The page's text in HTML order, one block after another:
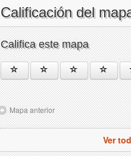
Calificación del
Califica este mapa
Mapa anterior
Ver